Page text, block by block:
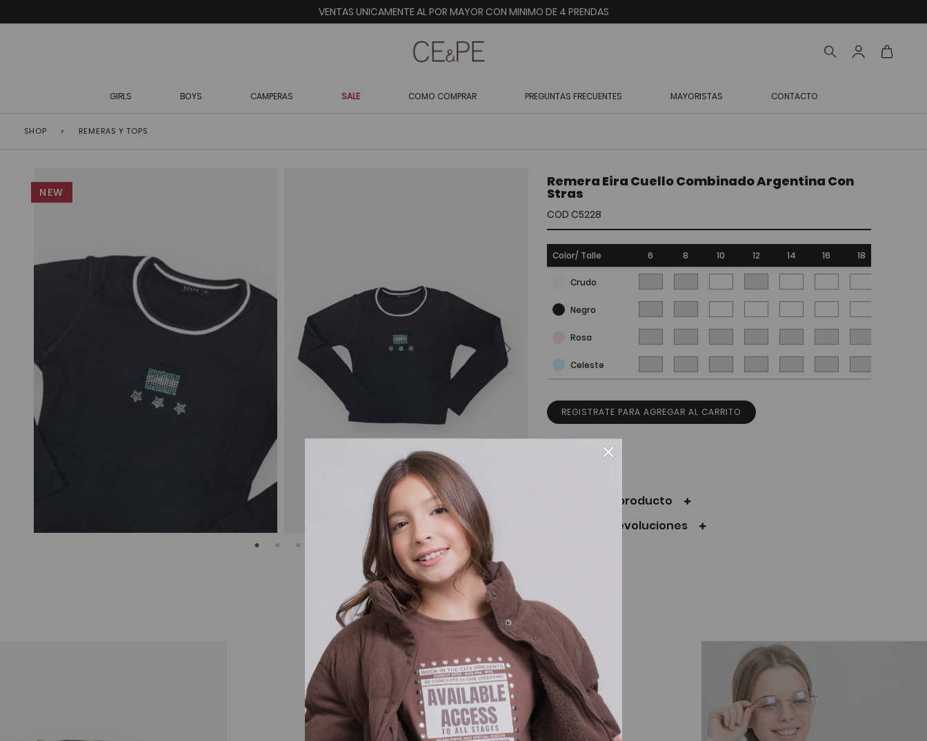
×
VENTAS UNICAMENTE AL POR MAYOR CON MINIMO DE 4 PRENDAS
GIRLS BOYS CAMPERAS SALE COMO COMPRAR PREGUNTAS FRECUENTES MAYORISTAS CONTACTO
REMERAS Y TOPS
>
SHOP
NEW
Remera Eira Cuello Combinado Argentina Con
Stras
COD C5228
Color/ Talle 6 8 10 12 14 16 18
Crudo
Negro
Rosa
Celeste
REGISTRATE PARA AGREGAR AL CARRITO
Guía de talles
Detalles del producto
Cambios y devoluciones
PRODUCTOSRELACIONADOS